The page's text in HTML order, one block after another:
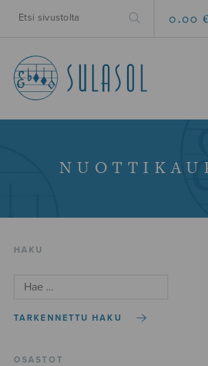
0.00 €
HAKU
TARKENNETTU HAKU
OSASTOT